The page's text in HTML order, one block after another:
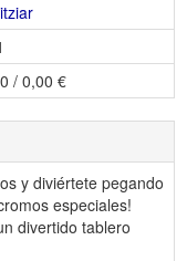
/ 0,00 €
y diviértete pegando
especiales!
divertido tablero